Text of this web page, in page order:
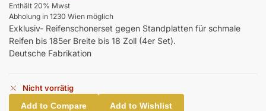
Enthält 20% Mwst
Abholung in 1230 Wien möglich
Exklusiv- Reifenschonerset gegen Standplatten für schmale
Reifen bis 185er Breite bis 18 Zoll (4er Set).
Deutsche Fabrikation
Nicht vorrätig
Add to Compare
Add to Wishlist